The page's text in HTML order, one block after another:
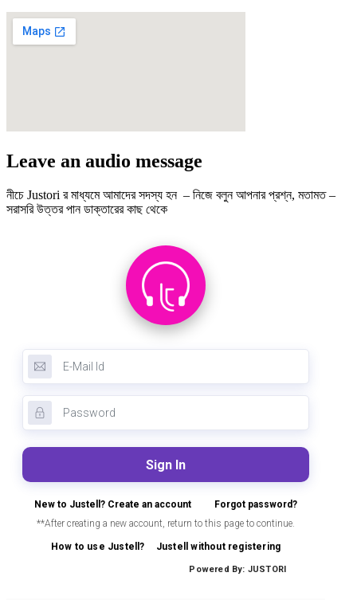
Leave an audio message
নীচে Justori র মাধ্যমে আমাদের সদস্য হন – নিজে বলুন আপনার প্রশ্ন, মতামত –
সরাসরি উত্তর পান ডাক্তারের কাছ থেকে